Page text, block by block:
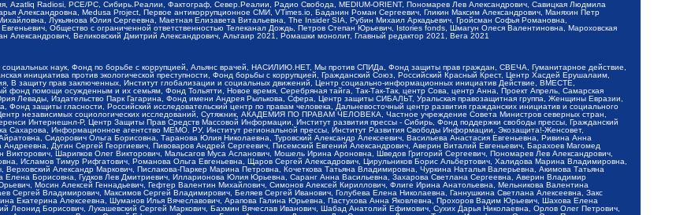
Radiosi, PCE/PC, Сибирь.Реалии, Фактограф, Север.Реалии, Радио Свобода, MEDIUM-ORIENT, Пономарев Лев Александрович, Савицкая Людмила
Александровна, Medusa Project, Первое антикоррупционное СМИ, VTimes.io, Баданин Роман Сергеевич, Гликин Максим Александрович, Маняхин Петр
Лукьянова Юлия Сергеевна, Маетная Елизавета Витальевна, The Insider SIA, Рубин Михаил Аркадьевич, Гройсман Софья Романовна,
Общество с ограниченной ответственностью Телеканал Дождь, Петров Степан Юрьевич, Istories fonds, Шмагун Олеся Валентиновна, Мароховская
Великовский Дмитрий Александрович, Альтаир 2021, Ромашки монолит, Главный редактор 2021, Вега 2021
наук, Фонд по борьбе с коррупцией, Альянс врачей, НАСИЛИЮ.НЕТ, Мы против СПИДа, Фонд защиты прав граждан, СВЕЧА, Гуманитарное действие,
инициатива против экологической преступности, Фонд борьбы с коррупцией, Гражданский Союз, Российский Красный Крест, Центр Хасдей Ерушалаим,
В защиту прав заключенных, Институт глобализации и социальных движений, Центр социально-информационных инициатив Действие, ВМЕСТЕ,
фонд помощи осужденным и их семьям, Фонд Тольятти, Новое время, Серебряная тайга, Так-Так-Так, центр Сова, центр Анна, Проект Апрель, Самарская
Левады, Издательство Парк Гагарина, Фонд имени Андрея Рылькова, Сфера, Центр защиты СИБАЛЬТ, Уральская правозащитная группа, Женщины Евразии,
защиты гласности, Российский исследовательский центр по правам человека, Дальневосточный центр развития гражданских инициатив и социального
независимых социологических исследований, Сутяжник, АКАДЕМИЯ ПО ПРАВАМ ЧЕЛОВЕКА, Частное учреждение Совета Министров северных стран,
Интернешнл-Р, Центр Защиты Прав Средств Массовой Информации, Институт развития прессы - Сибирь, Фонд поддержки свободы прессы, Гражданский
Сахарова, Информационное агентство МЕМО. РУ, Институт региональной прессы, Институт Развития Свободы Информации, Экозащита!-Женсовет,
Сидорович Ольга Борисовна, Таранова Юлия Николаевна, Туровский Александр Алексеевич, Васильева Анастасия Евгеньевна, Ривина Анна
Дугин Сергей Георгиевич, Пивоваров Андрей Сергеевич, Писемский Евгений Александрович, Аверин Виталий Евгеньевич, Барахоев Магомед
Шарипков Олег Викторович, Мальсагов Муса Асланович, Мошель Ирина Ароновна, Шведов Григорий Сергеевич, Пономарев Лев Александрович,
Исламов Тимур Рифгатович, Романова Ольга Евгеньевна, Щаров Сергей Алексадрович, Цирульников Борис Альбертович, Халидова Марина Владимировна,
Александр Маркович, Пислакова-Паркер Марина Петровна, Кочеткова Татьяна Владимировна, Чуркина Наталья Валерьевна, Акимова Татьяна
Елена Борисовна, Гудков Лев Дмитриевич, Илларионова Юлия Юрьевна, Саранг Анна Васильевна, Захарова Светлана Сергеевна, Аверин Владимир
Мосин Алексей Геннадьевич, Гефтер Валентин Михайлович, Симонов Алексей Кириллович, Флиге Ирина Анатольевна, Мельникова Валентина
Владимирович, Максимов Сергей Владимирович, Беляев Сергей Иванович, Голубева Елена Николаевна, Ганнушкина Светлана Алексеевна, Закс
Екатерина Алексеевна, Шуманов Илья Вячеславович, Арапова Галина Юрьевна, Пастухова Анна Яковлевна, Прохоров Вадим Юрьевич, Шахова Елена
Леонид Борисович, Лукашевский Сергей Маркович, Бахмин Вячеслав Иванович, Шабад Анатолий Ефимович, Сухих Дарья Николаевна, Орлов Олег Петрович,